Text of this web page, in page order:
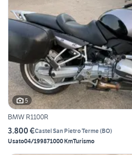
5
BMW R1100R
3.800 €Castel San Pietro Terme(BO)
Usato04/199871000 KmTurismo